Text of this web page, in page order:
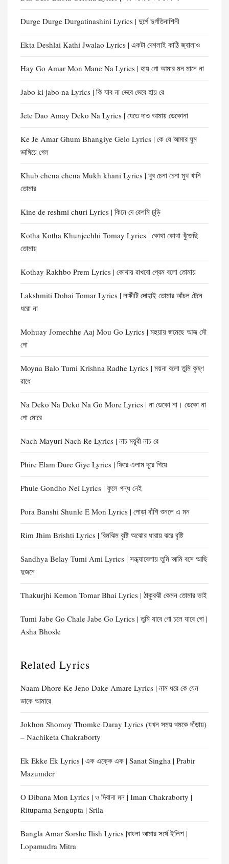
Durge Durge Durgatinashini Lyrics | দুর্গে দুর্গতিনাশিনী
Ekta Deshlai Kathi Jwalao Lyrics | একটা দেশলাই কাঠি জ্বালাও
Hay Go Amar Mon Mane Na Lyrics | হায় গো আমার মন মানে না
Jabo ki jabo na Lyrics | কি যাব না ভেবে ভেবে হায় রে
Jete Dao Amay Deko Na Lyrics | যেতে দাও আমায় ডেকোনা
Ke Je Amar Ghum Bhangiye Gelo Lyrics | কে যে আমার ঘুম
ভাঙ্গিয়ে গেল
Khub chena chena Mukh khani Lyrics | খুব চেনা চেনা মুখ খানি
তোমার
Kine de reshmi churi Lyrics | কিনে দে রেশমি চুড়ি
Kotha Kotha Khunjechhi Tomay Lyrics | কোথা কোথা খুঁজেছি
তোমায়
Kothay Rakhbo Prem Lyrics | কোথায় রাখবো প্রেম বলো তোমায়
Lakshmiti Dohai Tomar Lyrics | লক্ষীটি দোহাই তোমার আঁচল টেনে
ধরো না
Mohuay Jomechhe Aaj Mou Go Lyrics | মহুয়ায় জমেছে আজ মৌ
গো
Moyna Balo Tumi Krishna Radhe Lyrics | ময়না বলো তুমি কৃষ্ণ
রাধে
Na Deko Na Deko Na Go More Lyrics | না ডেকো না। ডেকো না
গো মোরে
Nach Mayuri Nach Re Lyrics | নাচ ময়ুরী নাচ রে
Phire Elam Dure Giye Lyrics | ফিরে এলাম দূরে গিয়ে
Phule Gondho Nei Lyrics | ফুলে গন্ধ নেই
Pora Banshi Shunle E Mon Lyrics | পোড়া বাঁশি শুনলে এ মন
Rim Jhim Brishti Lyrics | রিমঝিম বৃষ্টি অঝোর ধারায় ঝরে বৃষ্টি
Sandhya Belay Tumi Ami Lyrics | সন্ধ্যাবেলায় তুমি আমি বসে আছি
দুজনে
Thakurjhi Kemon Tomar Bhai Lyrics | ঠাকুরঝী কেমন তোমার ভাই
Tumi Jabe Go Chale Jabe Go Lyrics | তুমি যাবে গো চলে যাবে গো |
Asha Bhosle
Related Lyrics
Naam Dhore Ke Jeno Dake Amare Lyrics | নাম ধরে কে যেন
ডাকে আমারে
Jokhon Shomoy Thomke Daray Lyrics (যখন সময় থমকে দাঁড়ায়)
– Nachiketa Chakraborty
Ek Ekke Ek Lyrics | এক এক্কে এক | Sanat Singha | Prabir
Mazumder
O Dibana Mon Lyrics | ও দিবানা মন | Iman Chakraborty |
Rituparna Sengupta | Srila
Bangla Amar Sorshe Ilish Lyrics |বাংলা আমার সর্ষে ইলিশ |
Lopamudra Mitra